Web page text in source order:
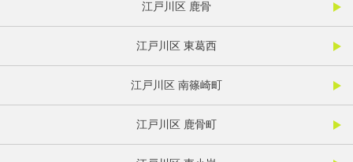
江戸川区 鹿骨
江戸川区 東葛西
江戸川区 南篠崎町
江戸川区 鹿骨町